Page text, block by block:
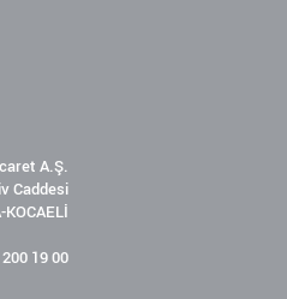
A.Ş.
Caddesi
KOCAELİ
19 00